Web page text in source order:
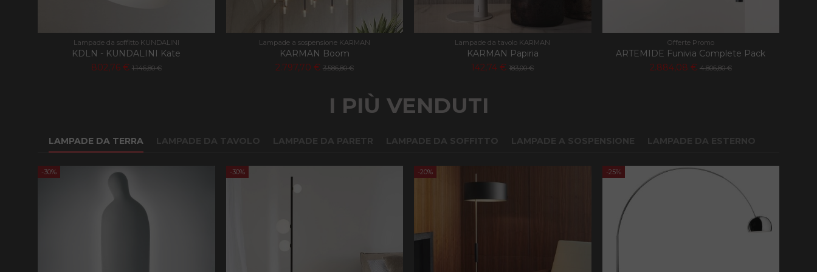
Lampade da soffitto KUNDALINI
KDLN - KUNDALINI Kate
802,76 € 1.146,80 €
Lampade a sospensione KARMAN
KARMAN Boom
2.797,70 € 3.586,80 €
Lampade da tavolo KARMAN
KARMAN Papiria
142,74 € 183,00 €
Offerte Promo
ARTEMIDE Funivia Complete Pack
2.884,08 € 4.806,80 €
I PIÙ VENDUTI
LAMPADE DA TERRA LAMPADE DA TAVOLO LAMPADE DA PARETR LAMPADE DA SOFFITTO LAMPADE A SOSPENSIONE LAMPADE DA ESTERNO
-30% -30% -20% -25%